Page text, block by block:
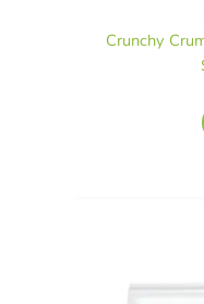
Crunchy